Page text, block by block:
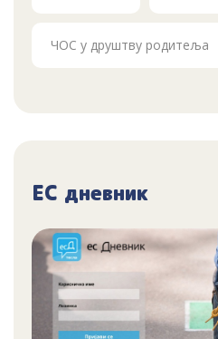
ЧОС у друштву родитеља
ЕС дневник